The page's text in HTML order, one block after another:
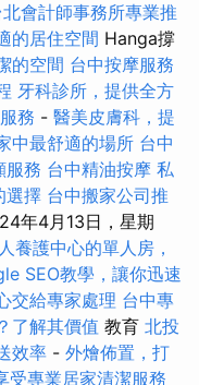
北會計師事務所專業推
的居住空間 Hanga撐
的空間 台中按摩服務
牙科診所，提供全方
務 - 醫美皮膚科，提
中最舒適的場所 台中
服務 台中精油按摩 私
選擇 台中搬家公司推
年4月13日，星期
養護中心的單人房，
SEO教學，讓你迅速
交給專家處理 台中專
了解其價值 教育 北投
效率 - 外燴佈置，打
受專業居家清潔服務